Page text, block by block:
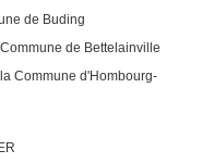
de Buding
de Bettelainville
Commune d'Hombourg-